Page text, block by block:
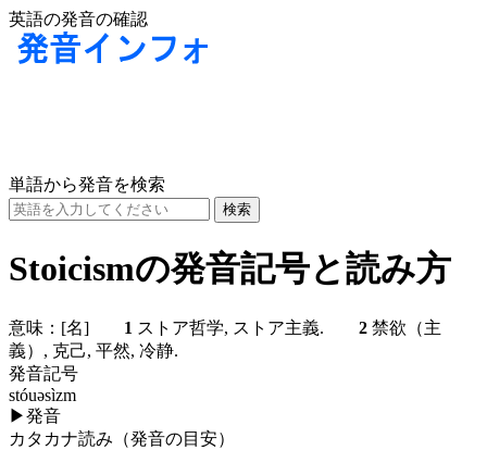
英語の発音の確認
単語から発音を検索
Stoicismの発音記号と読み方
意味： [名] 1 ストア哲学, ストア主義. 2 禁欲（主
義）, 克己, 平然, 冷静.
発音記号
stóuəsìzm
▶発音
カタカナ読み（発音の目安）